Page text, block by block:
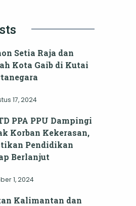
Setia Raja dan
Kota Gaib di Kutai
17, 2024
PPA PPU Dampingi
Korban Kekerasan,
Pendidikan
Berlanjut
1, 2024
Kalimantan dan